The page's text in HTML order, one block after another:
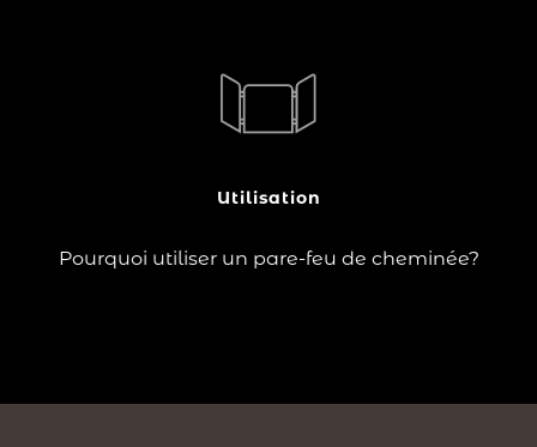
Utilisation
Pourquoi utiliser un pare-feu de cheminée?
évite de s'approcher du foyer et retient les étincelles
Lire la suite